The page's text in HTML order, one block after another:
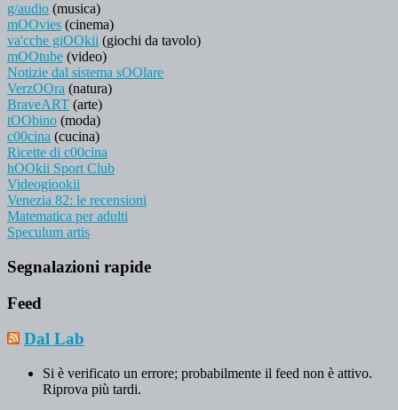
g/audio (musica)
mOOvies (cinema)
va'cche giOOkii (giochi da tavolo)
mOOtube (video)
Notizie dal sistema sOOlare
VerzOOra (natura)
BraveART (arte)
tOObino (moda)
c00cina (cucina)
Ricette di c00cina
hOOkii Sport Club
Videogiookii
Venezia 82: le recensioni
Matematica per adulti
Speculum artis
Segnalazioni rapide
Feed
Dal Lab
Si è verificato un errore; probabilmente il feed non è attivo.
Riprova più tardi.